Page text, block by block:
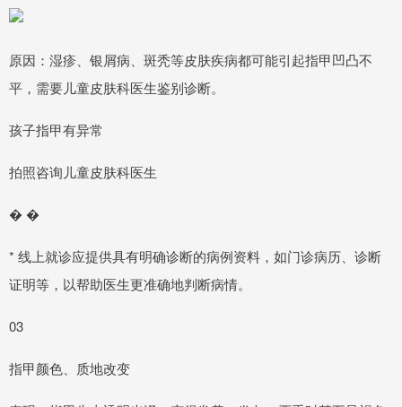
原因：湿疹、银屑病、斑秃等皮肤疾病都可能引起指甲凹凸不
平，需要儿童皮肤科医生鉴别诊断。
孩子指甲有异常
拍照咨询儿童皮肤科医生
� �
* 线上就诊应提供具有明确诊断的病例资料，如门诊病历、诊断
证明等，以帮助医生更准确地判断病情。
03
指甲颜色、质地改变